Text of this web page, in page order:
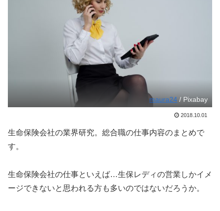
maura24 / Pixabay
2018.10.01
生命保険会社の業界研究。総合職の仕事内容のまとめで
す。
生命保険会社の仕事といえば…生保レディの営業しかイメ
ージできないと思われる方も多いのではないだろうか。